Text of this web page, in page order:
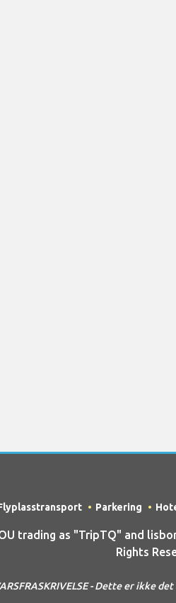
Parkering
trading as "TripTQ" and
Rights
- Dette er ikke